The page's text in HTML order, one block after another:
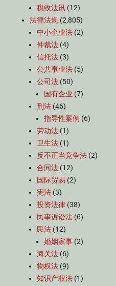
税收法讯 (12)
法律法规 (2,805)
中小企业法 (2)
仲裁法 (4)
信托法 (3)
公共事业法 (5)
公司法 (50)
国有企业 (7)
刑法 (46)
指导性案例 (6)
劳动法 (1)
卫生法 (1)
反不正当竞争法 (2)
合同法 (12)
国际贸易 (2)
宪法 (3)
投资法律 (38)
民事诉讼法 (6)
民法 (12)
婚姻家事 (2)
海关法 (6)
物权法 (9)
知识产权法 (1)